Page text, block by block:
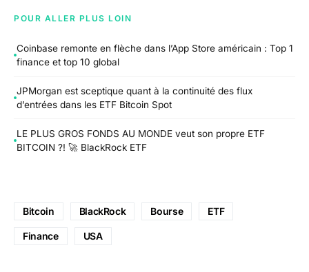
POUR ALLER PLUS LOIN
Coinbase remonte en flèche dans l’App Store américain : Top 1
finance et top 10 global
JPMorgan est sceptique quant à la continuité des flux
d’entrées dans les ETF Bitcoin Spot
LE PLUS GROS FONDS AU MONDE veut son propre ETF
BITCOIN ?! 🚀 BlackRock ETF
Bitcoin BlackRock Bourse ETF
Finance USA